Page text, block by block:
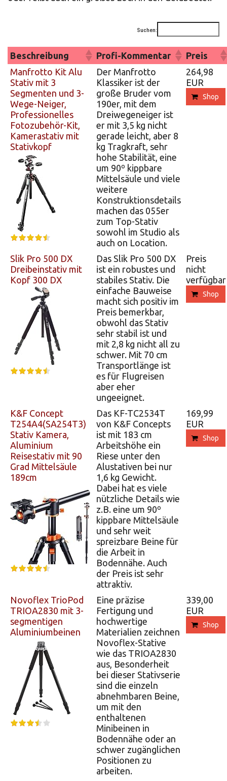
Suchen:
Beschreibung Profi-Kommentar
Preis
Manfrotto Kit Alu
Stativ mit 3
Segmenten und 3-
Wege-Neiger,
Professionelles
Fotozubehör-Kit,
Kamerastativ mit
Stativkopf
Der Manfrotto
Klassiker ist der
große Bruder vom
190er, mit dem
Dreiwegeneiger ist
er mit 3,5 kg nicht
gerade leicht, aber 8
kg Tragkraft, sehr
hohe Stabilität, eine
um 90º kippbare
Mittelsäule und viele
weitere
Konstruktionsdetails
machen das 055er
zum Top-Stativ
sowohl im Studio als
auch on Location.
264,98
EUR
Shop
Slik Pro 500 DX
Dreibeinstativ mit
Kopf 300 DX
Das Slik Pro 500 DX
ist ein robustes und
stabiles Stativ. Die
einfache Bauweise
macht sich positiv im
Preis bemerkbar,
obwohl das Stativ
sehr stabil ist und
mit 2,8 kg nicht all zu
schwer. Mit 70 cm
Transportlänge ist
es für Flugreisen
aber eher
ungeeignet.
Preis
nicht
verfügbar
Shop
K&F Concept
T254A4(SA254T3)
Stativ Kamera,
Aluminium
Reisestativ mit 90
Grad Mittelsäule
189cm
Das KF-TC2534T
von K&F Concepts
ist mit 183 cm
Arbeitshöhe ein
Riese unter den
Alustativen bei nur
1,6 kg Gewicht.
Dabei hat es viele
nützliche Details wie
z.B. eine um 90º
kippbare Mittelsäule
und sehr weit
spreizbare Beine für
die Arbeit in
Bodennähe. Auch
der Preis ist sehr
attraktiv.
169,99
EUR
Shop
Novoflex TrioPod
TRIOA2830 mit 3-
segmentigen
Aluminiumbeinen
Eine präzise
Fertigung und
hochwertige
Materialien zeichnen
Novoflex-Stative
wie das TRIOA2830
aus, Besonderheit
bei dieser Stativserie
sind die einzeln
abnehmbaren Beine,
um mit den
enthaltenen
Minibeinen in
Bodennähe oder an
schwer zugänglichen
Positionen zu
arbeiten.
339,00
EUR
Shop